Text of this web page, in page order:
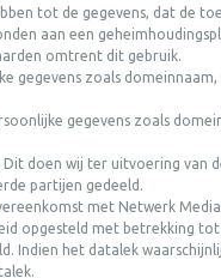
tot de gegevens, dat de
aan een
omtrent dit gebruik.
gegevens zoals
gegevens zoals
doen wij ter uitvoering van
partijen gedeeld.
met Netwerk
opgesteld met betrekking
Indien het datalek